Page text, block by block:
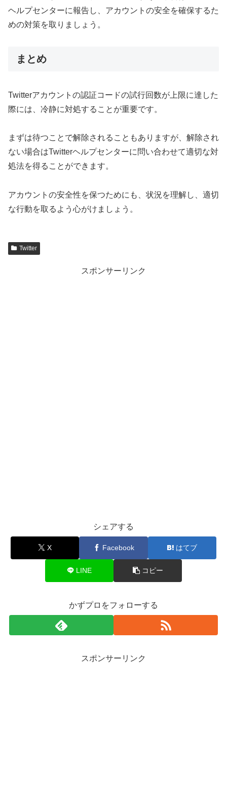
ヘルプセンターに報告し、アカウントの安全を確保するた
めの対策を取りましょう。
まとめ
Twitterアカウントの認証コードの試行回数が上限に達した
際には、冷静に対処することが重要です。
まずは待つことで解除されることもありますが、解除され
ない場合はTwitterヘルプセンターに問い合わせて適切な対
処法を得ることができます。
アカウントの安全性を保つためにも、状況を理解し、適切
な行動を取るよう心がけましょう。
Twitter
スポンサーリンク
シェアする
X Facebook はてブ
LINE コピー
かずプロをフォローする
スポンサーリンク